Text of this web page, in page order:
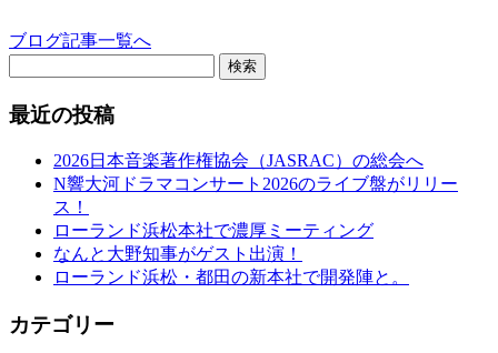
ブログ記事一覧へ
検索
最近の投稿
2026日本音楽著作権協会（JASRAC）の総会へ
N響大河ドラマコンサート2026のライブ盤がリリー
ス！
ローランド浜松本社で濃厚ミーティング
なんと大野知事がゲスト出演！
ローランド浜松・都田の新本社で開発陣と。
カテゴリー